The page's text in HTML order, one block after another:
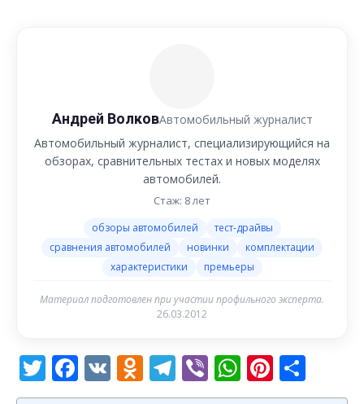
Андрей ВолковАвтомобильный журналист
Автомобильный журналист, специализирующийся на
обзорах, сравнительных тестах и новых моделях
автомобилей.
Стаж: 8 лет
обзоры автомобилей
тест-драйвы
сравнения автомобилей
новинки
комплектации
характеристики
премьеры
Материал подготовлен при участии профильного эксперта.
26.03.2012
Twitter
Facebook
VK Odnoklassniki
Telegram
Viber